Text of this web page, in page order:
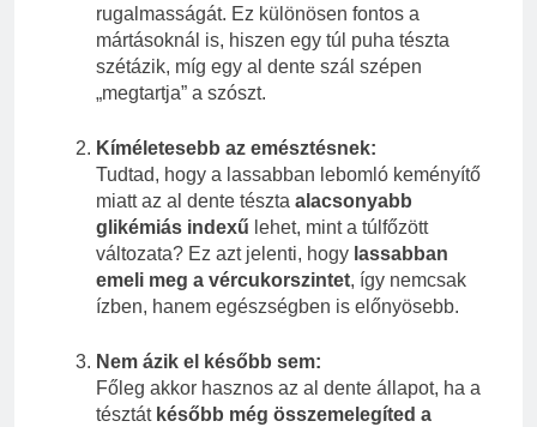
rugalmasságát. Ez különösen fontos a
mártásoknál is, hiszen egy túl puha tészta
szétázik, míg egy al dente szál szépen
„megtartja” a szószt.
Kíméletesebb az emésztésnek:
Tudtad, hogy a lassabban lebomló keményítő
miatt az al dente tészta alacsonyabb
glikémiás indexű lehet, mint a túlfőzött
változata? Ez azt jelenti, hogy lassabban
emeli meg a vércukorszintet, így nemcsak
ízben, hanem egészségben is előnyösebb.
Nem ázik el később sem:
Főleg akkor hasznos az al dente állapot, ha a
tésztát később még összemelegíted a